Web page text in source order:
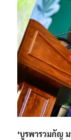
‘บูรพารวมกัญ